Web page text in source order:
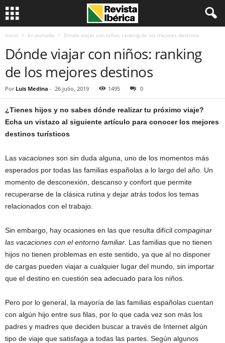
Inicio En portada Dónde viajar con niños: ranking de los mejores destinos
Dónde viajar con niños: ranking
de los mejores destinos
Por Luis Medina - 26 julio, 2019 1495 0
¿Tienes hijos y no sabes dónde realizar tu próximo viaje?
Echa un vistazo al siguiente artículo para conocer los mejores
destinos turísticos
Las vacaciones son sin duda alguna, uno de los momentos más
esperados por todas las familias españolas a lo largo del año. Un
momento de desconexión, descanso y confort que permite
recuperarse de la clásica rutina y dejar atrás todos los temas
relacionados con el trabajo.
Sin embargo, hay ocasiones en las que resulta difícil compaginar
las vacaciones con el entorno familiar . Las familias que no tienen
hijos no tienen problemas en este sentido, ya que al no disponer
de cargas pueden viajar a cualquier lugar del mundo, sin importar
que el destino en cuestión sea adecuado para los niños.
Pero por lo general, la mayoría de las familias españolas cuentan
con algún hijo entre sus filas, por lo que cada vez son más los
padres y madres que deciden buscar a través de Internet algún
tipo de viaje que satisfaga a todas las partes. Según algunos